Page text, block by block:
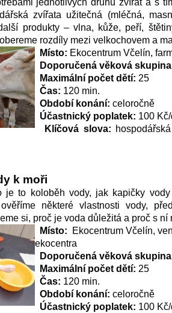
zvířata užitečná (mléčná,
produkty – vlna, kůže, peří,
rozdíly mezi velkochovem a
Místo: Ekocentrum Včelín,
Doporučená věková
Maximální počet dětí: 25
Čas: 120 min.
Období konání: celoročně
Účastnický poplatek: 100
Klíčová slova:
k moři
je to koloběh vody, jak kapičky
některé vlastnosti vody,
si, proč je voda důležitá a proč s ní
Místo: Ekocentrum Včelín,
ekocentra
Doporučená věková
Maximální počet dětí: 25
Čas: 120 min.
Období konání: celoročně
Účastnický poplatek: 100